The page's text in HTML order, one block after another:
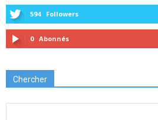
594 Followers
0 Abonnés
Chercher